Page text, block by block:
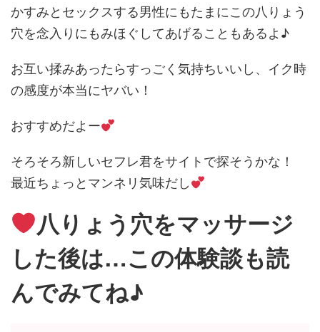
かすみとセックスする男性にもたまにこの八りょう
穴を念入りにもみほぐしてあげることもあるよ♪
お互い揉みあったらすっごく気持ちいいし、イク時
の感度が本当にヤバい！
おすすめだよー
そろそろ新しいセフレ君をサイトで探そうかな！
最近ちょっとマンネリ気味だし
八りょう穴をマッサージ
した後は…この体験談も読
んでみてね♪